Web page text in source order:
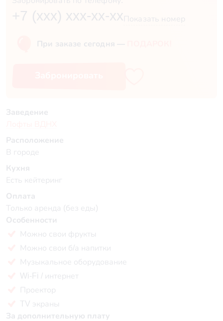
+7 (xxx) xxx-xx-xx Показать номер
При заказе сегодня —
Заведение
Расположение
В городе
Кухня
Есть кейтеринг
Оплата
Только аренда (без еды)
Особенности
Можно свои фрукты
Можно свои б/а напитки
Музыкальное оборудование
Wi-Fi / интернет
Проектор
TV экраны
За дополнительную плату